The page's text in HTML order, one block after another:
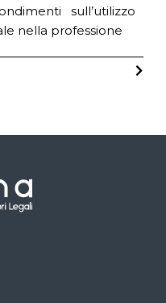
sull’utilizzo
nella professione